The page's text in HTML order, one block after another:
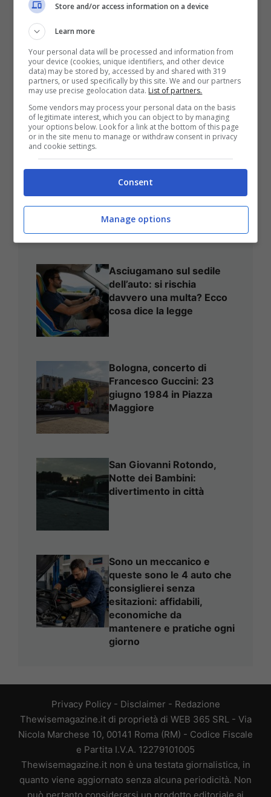
ULTIMI ARTICOLI
Montesilvano, Inaugurazione
Dell’opera ‘Meraviglia’ Alla
Asciugamano sul sedile
dell’auto: si rischia
davvero una multa? Ecco
cosa dice la legge
Bologna, concerto di
Francesco Guccini: 23
giugno 1984 in Piazza
Maggiore
San Giovanni Rotondo,
Notte dei Bambini:
divertimento in città
Sono un meccanico e
queste sono le 4 auto che
consiglierei senza
esitazioni: affidabili,
economiche da
mantenere e pratiche ogni
giorno
Privacy Policy- Disclaimer - Redazione
Thewisemagazine.it di proprietà di WEB 365 SRL - Via
Nicola Marchese 10, 00141 Roma (RM) - Codice Fiscale
e Partita I.V.A. 12279101005
Thewisemagazine.it non è una testata giornalistica, in
quanto viene aggiornato senza alcuna periodicità. Non
Store and/or access information on a device
Learn more
Your personal data will be processed and information from
your device (cookies, unique identifiers, and other device
data) may be stored by, accessed by and shared with 319
partners, or used specifically by this site. We and our partners
may use precise geolocation data. List of partners.
Some vendors may process your personal data on the basis
of legitimate interest, which you can object to by managing
your options below. Look for a link at the bottom of this page
or in the site menu to manage or withdraw consent in privacy
and cookie settings.
Consent
Manage options